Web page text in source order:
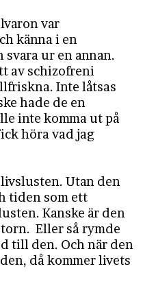
var
känna i en
ur en annan.
av schizofreni
Inte låtsas
hade de en
inte komma ut på
höra vad jag
Utan den
tiden som ett
Kanske är den
Eller så rymde
till den. Och när den
då kommer livets